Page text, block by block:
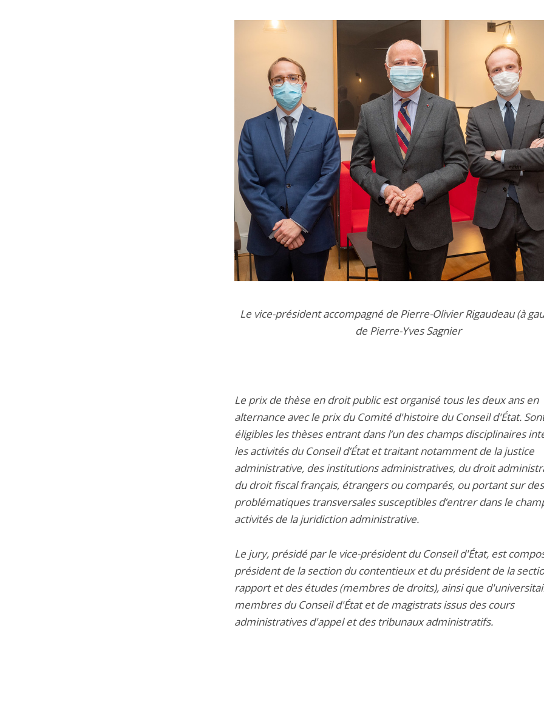
Le vice-président accompagné de Pierre-Olivier Rigaudeau (à
de Pierre-Yves Sagnier
Le prix de thèse en droit public est organisé tous les deux ans en
alternance avec le prix du Comité d'histoire du Conseil d'État.
éligibles les thèses entrant dans l’un des champs disciplinaires
les activités du Conseil d’État et traitant notamment de la justice
administrative, des institutions administratives, du droit
du droit fiscal français, étrangers ou comparés, ou portant sur des
problématiques transversales susceptibles d’entrer dans le
activités de la juridiction administrative.
Le jury, présidé par le vice-président du Conseil d'État, est
président de la section du contentieux et du président de la
rapport et des études (membres de droits), ainsi que
membres du Conseil d'État et de magistrats issus des cours
administratives d'appel et des tribunaux administratifs.